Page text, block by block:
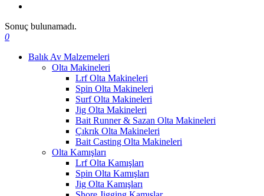
Sonuç bulunamadı.
0
Balık Av Malzemeleri
Olta Makineleri
Lrf Olta Makineleri
Spin Olta Makineleri
Surf Olta Makineleri
Jig Olta Makineleri
Bait Runner & Sazan Olta Makineleri
Çıkrık Olta Makineleri
Bait Casting Olta Makineleri
Olta Kamışları
Lrf Olta Kamışları
Spin Olta Kamışları
Jig Olta Kamışları